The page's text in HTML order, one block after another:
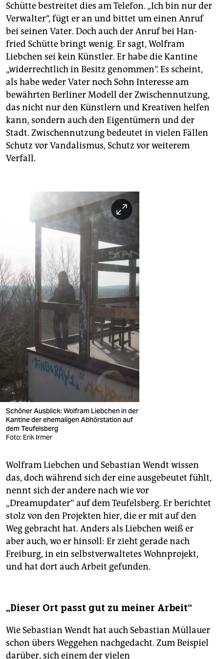
Schütte bestreitet dies am Telefon. „Ich bin nur der
Verwalter“, fügt er an und bittet um einen Anruf
bei seinen Vater. Doch auch der Anruf bei Han­
fried Schütte bringt wenig. Er sagt, Wolfram
Liebchen sei kein Künstler. Er habe die Kantine
„widerrechtlich in Besitz genommen“. Es scheint,
als habe weder Vater noch Sohn Interesse am
bewährten Berliner Modell der Zwischennutzung,
das nicht nur den Künstlern und Kreativen helfen
kann, sondern auch den Eigentümern und der
Stadt. Zwischennutzung bedeutet in vielen Fällen
Schutz vor Vandalismus, Schutz vor weiterem
Verfall.
Schöner Ausblick: Wolfram Liebchen in der
Kantine der ehemaligen Abhörstation auf
dem Teufelsberg
Foto: Erik Irmer
Wolfram Liebchen und Sebastian Wendt wissen
das, doch während sich der eine ausgebeutet fühlt,
nennt sich der andere nach wie vor
„Dreamupdater“ auf dem Teufelsberg. Er berichtet
stolz von den Projekten hier, die er mit auf den
Weg gebracht hat. Anders als Liebchen weiß er
aber auch, wo er hinsoll: Er zieht gerade nach
Freiburg, in ein selbstverwaltetes Wohnprojekt,
und hat dort auch Arbeit gefunden.
„Dieser Ort passt gut zu meiner Arbeit“
Wie Sebastian Wendt hat auch Sebastian Müllauer
schon übers Weggehen nachgedacht. Zum Beispiel
darüber, sich einem der vielen